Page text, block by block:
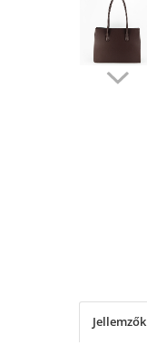
Jellemzők